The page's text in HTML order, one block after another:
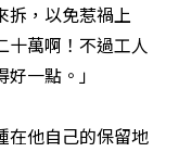
拆，以免惹禍上
十萬啊！不過工人
一點。」
在他自己的保留地